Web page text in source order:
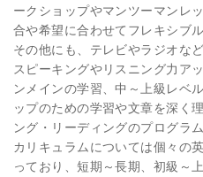
ークショップやマンツーマンレ
合や希望に合わせてフレキシブ
その他にも、テレビやラジオな
スピーキングやリスニング力ア
ンメインの学習、中～上級レベ
ップのための学習や文章を深く
ング・リーディングのプログラ
カリキュラムについては個々の
っており、短期～長期、初級～